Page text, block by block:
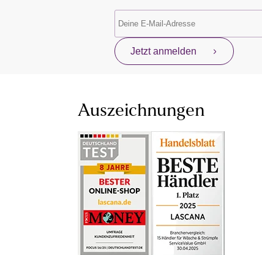
Jetzt anmelden
Auszeichnungen